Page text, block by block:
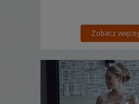
Zobacz więcej